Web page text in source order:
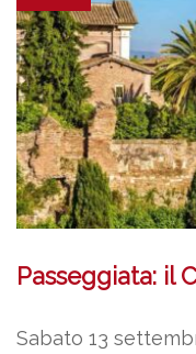
Passeggiata: il
Sabato 13